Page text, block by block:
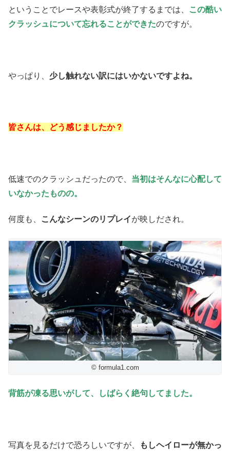
ということでレースや表彰式が終了するまでは、
この酷い
クラッシュについて忘れることができたのですが。
やっぱり、 少し触れない訳にはいかないですよね。
皆さんは、どう感じましたか？
低速でのクラッシュだったので、 当初はそんなに心配して
いなかったものの。
何度も、 こんなシーンのリプレイが映しだされ。
© formula1.com
背筋が凍る思いがして、しばらく絶句してました。
写真を見るだけで恐ろしいですが、
もしヘイローが無かっ